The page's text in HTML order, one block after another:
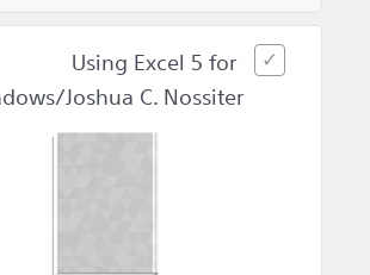
Using Excel 5 for
Joshua C. Nossiter.